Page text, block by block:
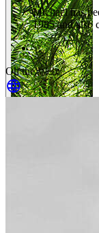
Michael has
1985 and also
On the Web: